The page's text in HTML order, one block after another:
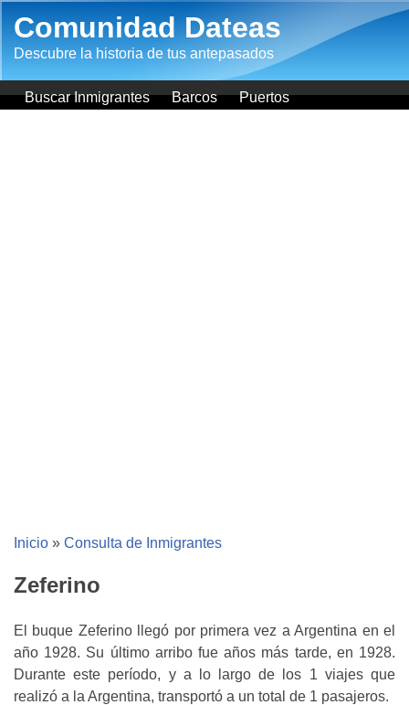
Comunidad Dateas
Descubre la historia de tus antepasados
Buscar Inmigrantes Barcos Puertos
Inicio » Consulta de Inmigrantes
Zeferino
El buque Zeferino llegó por primera vez a Argentina en el
año 1928. Su último arribo fue años más tarde, en 1928.
Durante este período, y a lo largo de los 1 viajes que
realizó a la Argentina, transportó a un total de 1 pasajeros.